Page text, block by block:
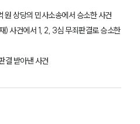
소개
상당의 민사소송에서 승소한 사건
) 사건에서 1, 2, 3심 무죄판결로 승소한
결 받아낸 사건